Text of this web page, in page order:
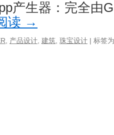
产生器：完全由
读 →
产品设计 建筑 珠宝设计 | 标签为